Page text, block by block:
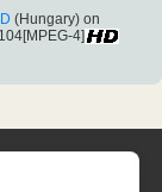
(Hungary) on
4]